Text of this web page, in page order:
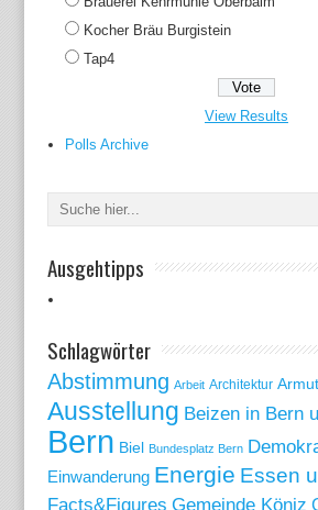
Kocher Bräu Burgistein
Tap4
View Results
Polls Archive
Ausgehtipps
Schlagwörter
Abstimmung Arbeit Architektur Armut
Ausstellung Beizen in Bern
Bern Biel Bundesplatz Bern
Einwanderung Energie Essen
Facts&Figures Gemeinde Köniz